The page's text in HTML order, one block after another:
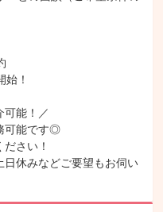
！
可能！／
可能です◎
さい！
休みなどご要望もお伺い